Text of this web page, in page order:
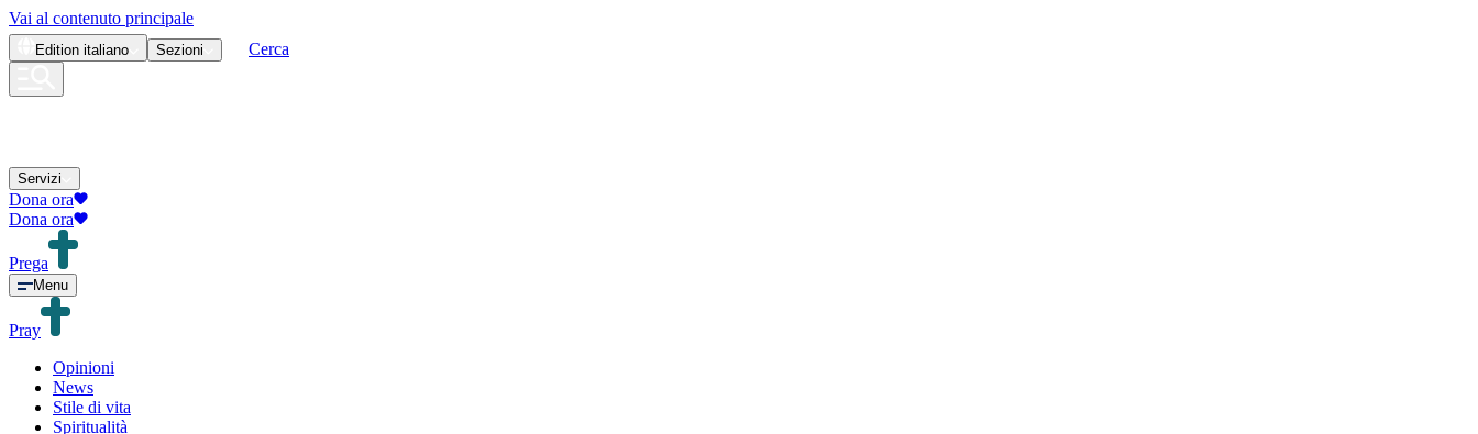
Vai al contenuto principale
Edition italiano Sezioni Cerca
Servizi
Dona ora
Dona ora
Prega
Menu
Pray
Opinioni
News
Stile di vita
Spiritualità